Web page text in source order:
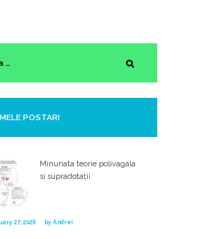
POSTARI
Minunata teorie polivagala
si supradotații
27, 2026 byAndrei